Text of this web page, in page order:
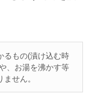
るもの(漬け込む時
、お湯を沸かす等
せん。